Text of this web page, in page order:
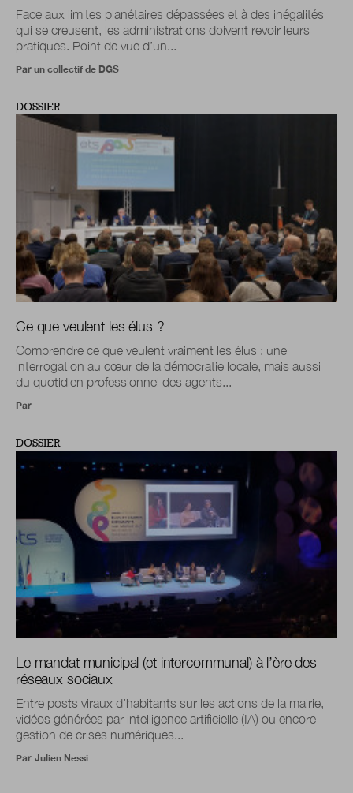
Face aux limites planétaires dépassées et à des inégalités
qui se creusent, les administrations doivent revoir leurs
pratiques. Point de vue d’un...
Par un collectif de DGS
DOSSIER
Ce que veulent les élus ?
Comprendre ce que veulent vraiment les élus : une
interrogation au cœur de la démocratie locale, mais aussi
du quotidien professionnel des agents...
Par
DOSSIER
Le mandat municipal (et intercommunal) à l’ère des
réseaux sociaux
Entre posts viraux d’habitants sur les actions de la mairie,
vidéos générées par intelligence artificielle (IA) ou encore
gestion de crises numériques...
Par Julien Nessi